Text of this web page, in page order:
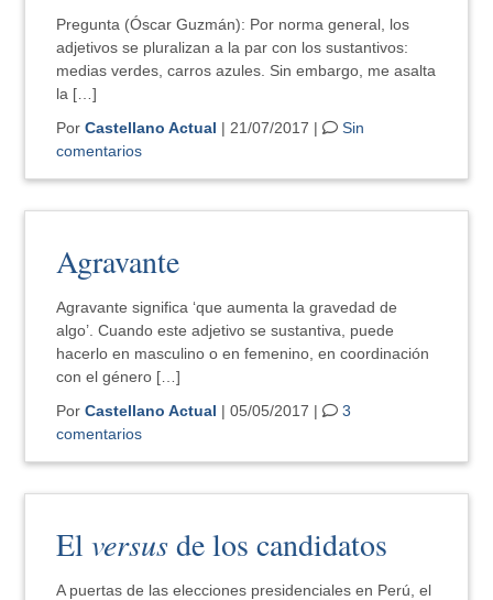
Pregunta (Óscar Guzmán): Por norma general, los
adjetivos se pluralizan a la par con los sustantivos:
medias verdes, carros azules. Sin embargo, me asalta
la […]
PorCastellano Actual | 21/07/2017 |
Sin
comentarios
Agravante
Agravante significa ‘que aumenta la gravedad de
algo’. Cuando este adjetivo se sustantiva, puede
hacerlo en masculino o en femenino, en coordinación
con el género […]
PorCastellano Actual | 05/05/2017 |
3
comentarios
Elversusde los candidatos
A puertas de las elecciones presidenciales en Perú, el